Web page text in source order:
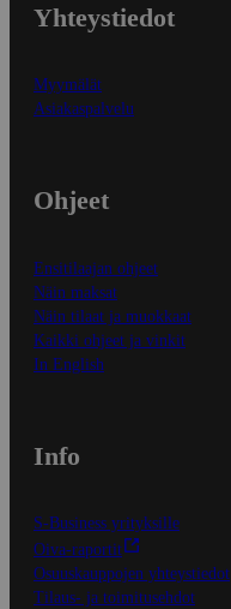
Yhteystiedot
Myymälät
Asiakaspalvelu
Ohjeet
Ensitilaajan ohjeet
Näin maksat
Näin tilaat ja muokkaat
Kaikki ohjeet ja vinkit
In English
Info
S-Business yrityksille
Oiva-raportit
Osuuskauppojen yhteystiedot
Tilaus- ja toimitusehdot